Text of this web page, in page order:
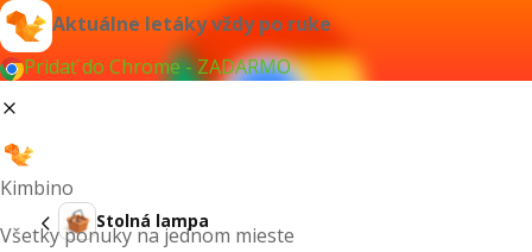
Aktuálne letáky vždy po ruke
Pridať do Chrome - ZADARMO
Kimbino
Všetky ponuky na jednom mieste
Stolná lampa